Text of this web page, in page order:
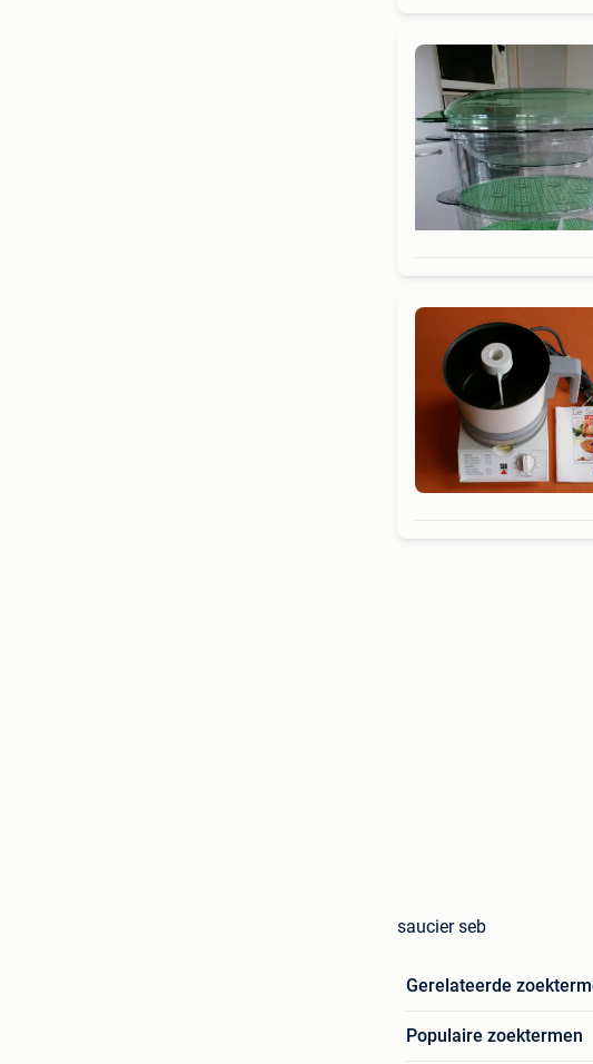
saucier seb
Gerelateerde
Populaire zoektermen